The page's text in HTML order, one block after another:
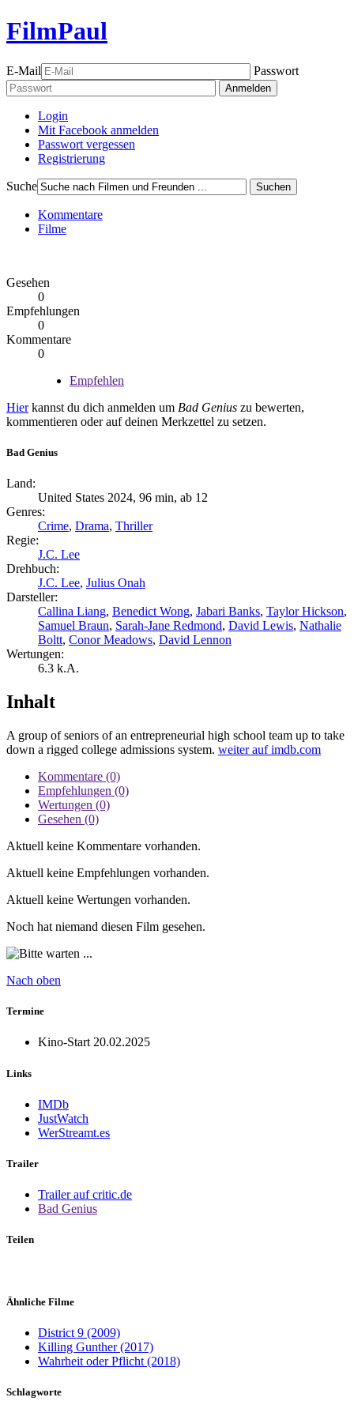
FilmPaul
E-Mail Passwort
Anmelden
Login
Mit Facebook anmelden
Passwort vergessen
Registrierung
Suche Suchen
Kommentare
Filme
Gesehen
0
Empfehlungen
0
Kommentare
0
Empfehlen
Hierkannst du dich anmelden um Bad Genius zu bewerten,
kommentieren oder auf deinen Merkzettel zu setzen.
Bad Genius
Land:
United States 2024, 96 min, ab 12
Genres:
Crime, Drama, Thriller
Regie:
J.C. Lee
Drehbuch:
J.C. Lee, Julius Onah
Darsteller:
Callina Liang, Benedict Wong, Jabari Banks, Taylor Hickson,
Samuel Braun, Sarah-Jane Redmond, David Lewis, Nathalie
Boltt, Conor Meadows, David Lennon
Wertungen:
6.3 k.A.
Inhalt
A group of seniors of an entrepreneurial high school team up to take
down a rigged college admissions system. weiter auf imdb.com
Kommentare (0)
Empfehlungen (0)
Wertungen (0)
Gesehen (0)
Aktuell keine Kommentare vorhanden.
Aktuell keine Empfehlungen vorhanden.
Aktuell keine Wertungen vorhanden.
Noch hat niemand diesen Film gesehen.
Nach oben
Termine
Kino-Start 20.02.2025
Links
IMDb
JustWatch
WerStreamt.es
Trailer
Trailer auf critic.de
Bad Genius
Teilen
Ähnliche Filme
District 9 (2009)
Killing Gunther (2017)
Wahrheit oder Pflicht (2018)
Schlagworte